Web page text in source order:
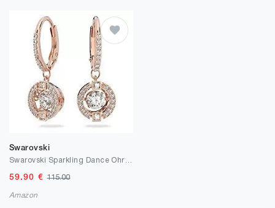
Swarovski
Swarovski Sparkling Dance Ohrringe, Rosé Vergoldete Kreolen mit Funkelndem Weißen Kristallelement und Klarem Kristallpavé
59.90 €115.00
Amazon